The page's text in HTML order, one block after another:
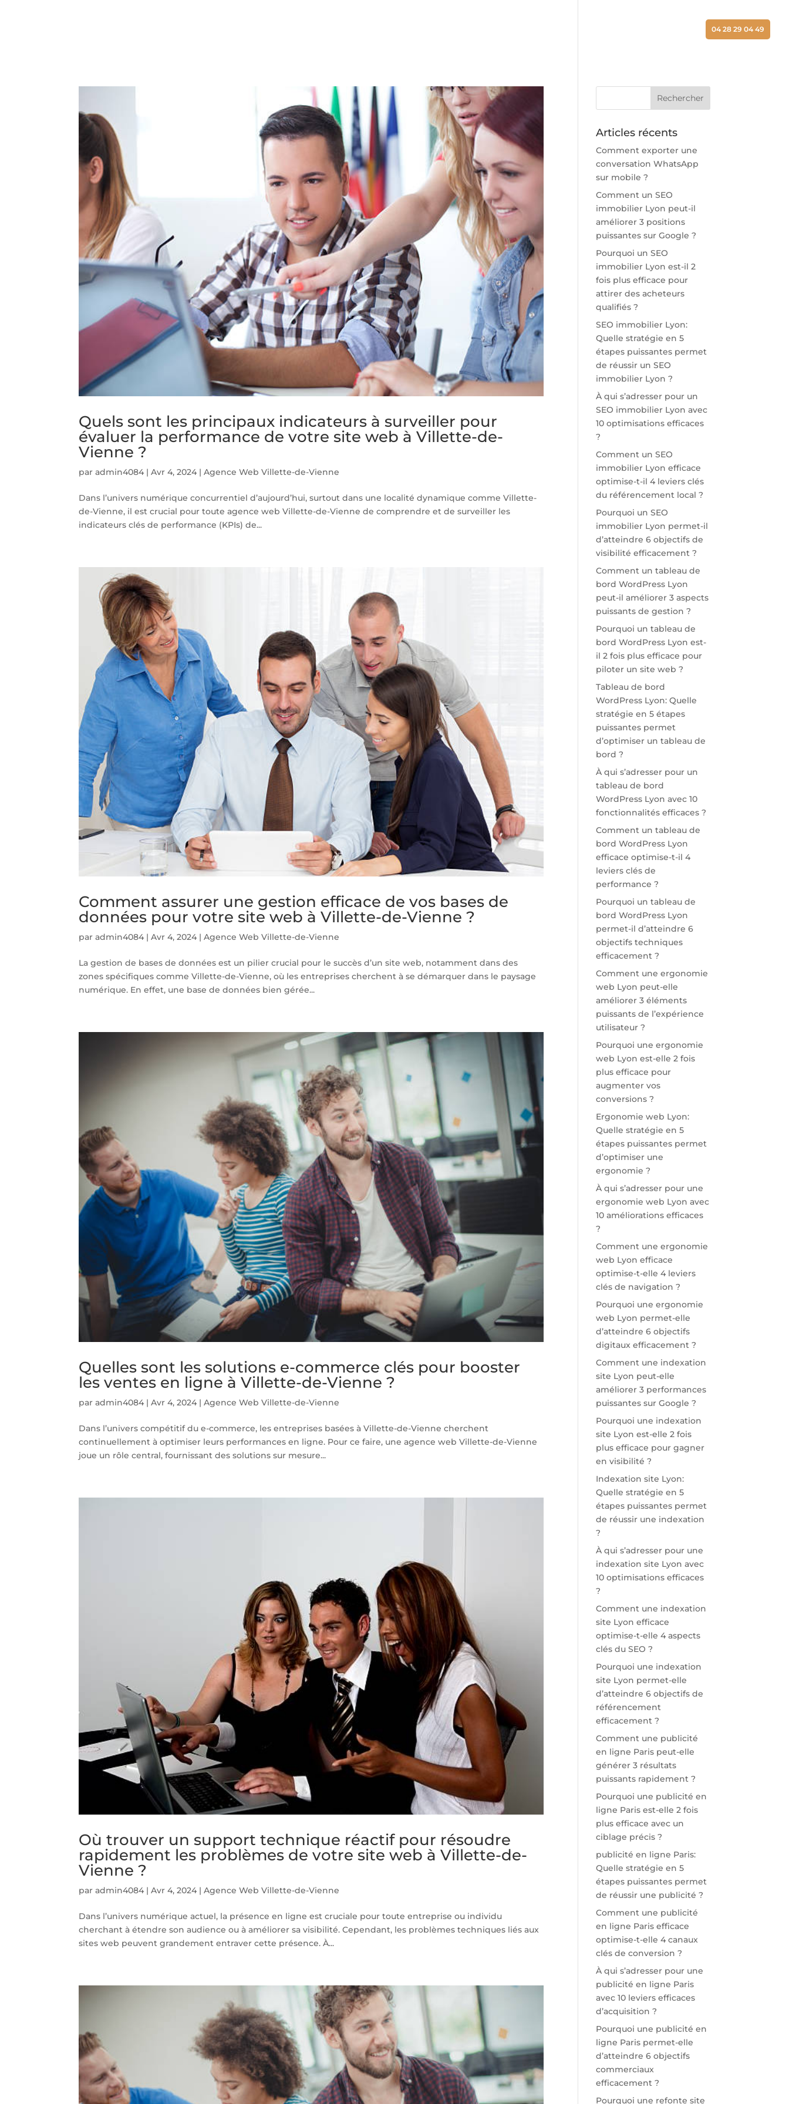
04 28 29 04 49
Quels sont les principaux indicateurs à surveiller pour
évaluer la performance de votre site web à Villette-de-
Vienne ?
paradmin4084 |Avr 4, 2024 |Agence Web Villette-de-Vienne
Dans l’univers numérique concurrentiel d’aujourd’hui, surtout dans une localité dynamique comme Villette-
de-Vienne, il est crucial pour toute agence web Villette-de-Vienne de comprendre et de surveiller les
indicateurs clés de performance (KPIs) de...
Comment assurer une gestion efficace de vos bases de
données pour votre site web à Villette-de-Vienne ?
paradmin4084 |Avr 4, 2024 |Agence Web Villette-de-Vienne
La gestion de bases de données est un pilier crucial pour le succès d’un site web, notamment dans des
zones spécifiques comme Villette-de-Vienne, où les entreprises cherchent à se démarquer dans le paysage
numérique. En effet, une base de données bien gérée...
Quelles sont les solutions e-commerce clés pour booster
les ventes en ligne à Villette-de-Vienne ?
paradmin4084 |Avr 4, 2024 |Agence Web Villette-de-Vienne
Dans l’univers compétitif du e-commerce, les entreprises basées à Villette-de-Vienne cherchent
continuellement à optimiser leurs performances en ligne. Pour ce faire, une agence web Villette-de-Vienne
joue un rôle central, fournissant des solutions sur mesure...
Où trouver un support technique réactif pour résoudre
rapidement les problèmes de votre site web à Villette-de-
Vienne ?
paradmin4084 |Avr 4, 2024 |Agence Web Villette-de-Vienne
Dans l’univers numérique actuel, la présence en ligne est cruciale pour toute entreprise ou individu
cherchant à étendre son audience ou à améliorer sa visibilité. Cependant, les problèmes techniques liés aux
sites web peuvent grandement entraver cette présence. À...
Articles récents
Comment exporter une
conversation WhatsApp
sur mobile ?
Comment un SEO
immobilier Lyon peut-il
améliorer 3 positions
puissantes sur Google ?
Pourquoi un SEO
immobilier Lyon est-il 2
fois plus efficace pour
attirer des acheteurs
qualifiés ?
SEO immobilier Lyon:
Quelle stratégie en 5
étapes puissantes permet
de réussir un SEO
immobilier Lyon ?
À qui s’adresser pour un
SEO immobilier Lyon avec
10 optimisations efficaces
?
Comment un SEO
immobilier Lyon efficace
optimise-t-il 4 leviers clés
du référencement local ?
Pourquoi un SEO
immobilier Lyon permet-il
d’atteindre 6 objectifs de
visibilité efficacement ?
Comment un tableau de
bord WordPress Lyon
peut-il améliorer 3 aspects
puissants de gestion ?
Pourquoi un tableau de
bord WordPress Lyon est-
il 2 fois plus efficace pour
piloter un site web ?
Tableau de bord
WordPress Lyon: Quelle
stratégie en 5 étapes
puissantes permet
d’optimiser un tableau de
bord ?
À qui s’adresser pour un
tableau de bord
WordPress Lyon avec 10
fonctionnalités efficaces ?
Comment un tableau de
bord WordPress Lyon
efficace optimise-t-il 4
leviers clés de
performance ?
Pourquoi un tableau de
bord WordPress Lyon
permet-il d’atteindre 6
objectifs techniques
efficacement ?
Comment une ergonomie
web Lyon peut-elle
améliorer 3 éléments
puissants de l’expérience
utilisateur ?
Pourquoi une ergonomie
web Lyon est-elle 2 fois
plus efficace pour
augmenter vos
conversions ?
Ergonomie web Lyon:
Quelle stratégie en 5
étapes puissantes permet
d’optimiser une
ergonomie ?
À qui s’adresser pour une
ergonomie web Lyon avec
10 améliorations efficaces
?
Comment une ergonomie
web Lyon efficace
optimise-t-elle 4 leviers
clés de navigation ?
Pourquoi une ergonomie
web Lyon permet-elle
d’atteindre 6 objectifs
digitaux efficacement ?
Comment une indexation
site Lyon peut-elle
améliorer 3 performances
puissantes sur Google ?
Pourquoi une indexation
site Lyon est-elle 2 fois
plus efficace pour gagner
en visibilité ?
Indexation site Lyon:
Quelle stratégie en 5
étapes puissantes permet
de réussir une indexation
?
À qui s’adresser pour une
indexation site Lyon avec
10 optimisations efficaces
?
Comment une indexation
site Lyon efficace
optimise-t-elle 4 aspects
clés du SEO ?
Pourquoi une indexation
site Lyon permet-elle
d’atteindre 6 objectifs de
référencement
efficacement ?
Comment une publicité
en ligne Paris peut-elle
générer 3 résultats
puissants rapidement ?
Pourquoi une publicité en
ligne Paris est-elle 2 fois
plus efficace avec un
ciblage précis ?
publicité en ligne Paris:
Quelle stratégie en 5
étapes puissantes permet
de réussir une publicité ?
Comment une publicité
en ligne Paris efficace
optimise-t-elle 4 canaux
clés de conversion ?
À qui s’adresser pour une
publicité en ligne Paris
avec 10 leviers efficaces
d’acquisition ?
Pourquoi une publicité en
ligne Paris permet-elle
d’atteindre 6 objectifs
commerciaux
efficacement ?
Pourquoi une refonte site